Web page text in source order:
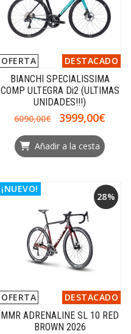
OFERTA
DESTACADO
BIANCHI SPECIALISSIMA
COMP ULTEGRA Di2 (ULTIMAS
UNIDADES!!!)
6090,00€
3999,00€
Añadir a la cesta
28%
OFERTA DESTACADO
¡NUEVO!
MMR ADRENALINE SL 10 RED
BROWN 2026